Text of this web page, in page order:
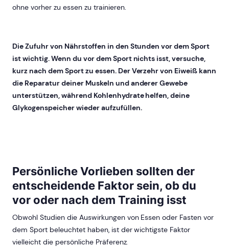
ohne vorher zu essen zu trainieren.
Die Zufuhr von Nährstoffen in den Stunden vor dem Sport
ist wichtig. Wenn du vor dem Sport nichts isst, versuche,
kurz nach dem Sport zu essen. Der Verzehr von Eiweiß kann
die Reparatur deiner Muskeln und anderer Gewebe
unterstützen, während Kohlenhydrate helfen, deine
Glykogenspeicher wieder aufzufüllen.
Persönliche Vorlieben sollten der
entscheidende Faktor sein, ob du
vor oder nach dem Training isst
Obwohl Studien die Auswirkungen von Essen oder Fasten vor
dem Sport beleuchtet haben, ist der wichtigste Faktor
vielleicht die persönliche Präferenz.